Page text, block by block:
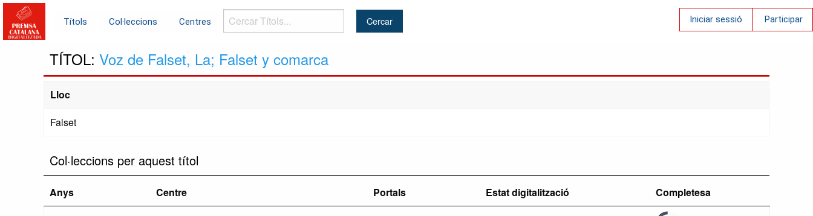
Títols Col·leccions Centres
Cercar
Títols...
Iniciar sessió Participar
TÍTOL: Voz de Falset, La; Falset y comarca
Lloc
Falset
Col·leccions per aquest títol
Anys Centre Portals Estat digitalització Completesa